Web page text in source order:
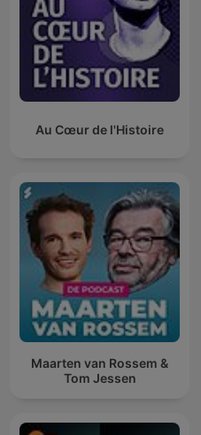
Au Cœur de l'Histoire
Maarten van Rossem &
Tom Jessen